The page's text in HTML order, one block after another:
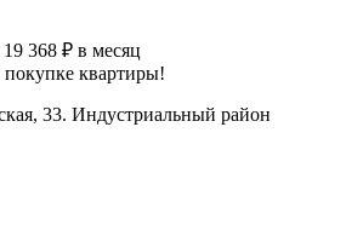
368 ₽ в месяц
квартиры!
33. Индустриальный район